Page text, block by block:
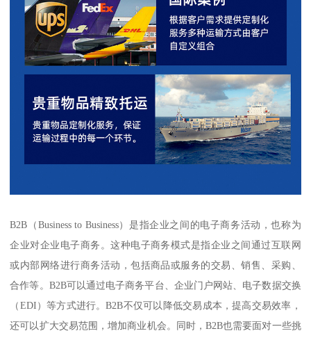
B2B（Business to Business）是指企业之间的电子商务活动，也称为
企业对企业电子商务。这种电子商务模式是指企业之间通过互联网
或内部网络进行商务活动，包括商品或服务的交易、销售、采购、
合作等。B2B可以通过电子商务平台、企业门户网站、电子数据交换
（EDI）等方式进行。B2B不仅可以降低交易成本，提高交易效率，
还可以扩大交易范围，增加商业机会。同时，B2B也需要面对一些挑